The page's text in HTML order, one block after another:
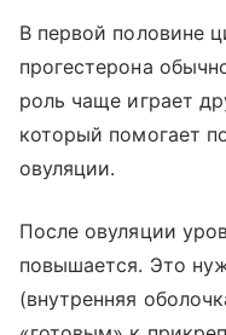
В первой половине
прогестерона
роль чаще играет
который помогает
овуляции.
После овуляции
повышается. Это
(внутренняя